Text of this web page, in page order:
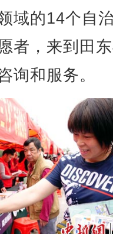
域的14个自
者，来到田
询和服务。